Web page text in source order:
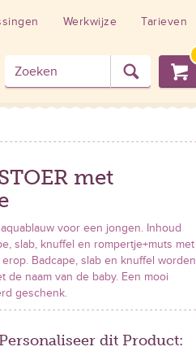
Tarieven
Werkwijze
met
voor een jongen. Inhoud
slab, knuffel en rompertje+muts met
Badcape, slab en knuffel worden
de naam van de baby. Een mooi
geschenk.
dit Product: